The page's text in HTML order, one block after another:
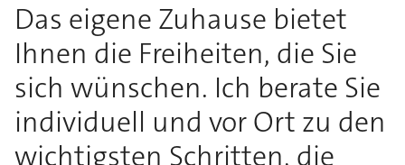
Das eigene Zuhause bietet
Ihnen die Freiheiten, die Sie
sich wünschen. Ich berate Sie
individuell und vor Ort zu den
wichtigsten Schritten, die